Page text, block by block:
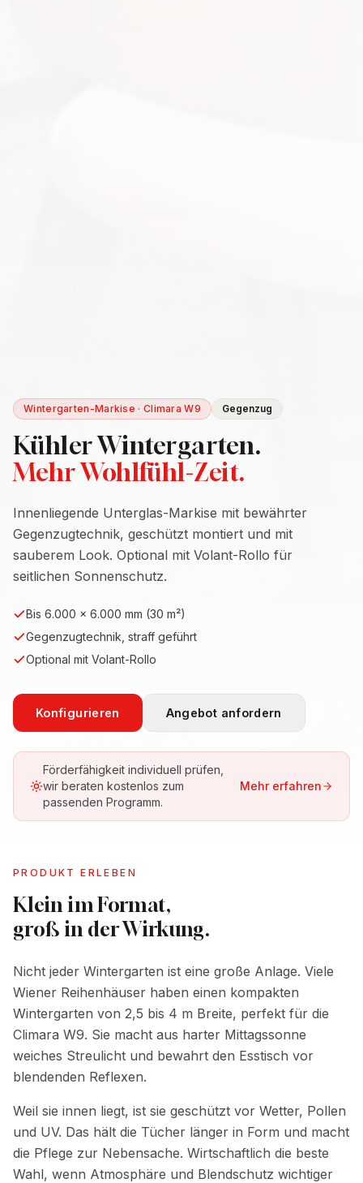
Wintergarten-Markise · Climara W9 Gegenzug
Kühler Wintergarten.
Mehr Wohlfühl-Zeit.
Innenliegende Unterglas-Markise mit bewährter
Gegenzugtechnik, geschützt montiert und mit
sauberem Look. Optional mit Volant-Rollo für
seitlichen Sonnenschutz.
Bis 6.000 × 6.000 mm (30 m²)
Gegenzugtechnik, straff geführt
Optional mit Volant-Rollo
Konfigurieren Angebot anfordern
Förderfähigkeit individuell prüfen,
wir beraten kostenlos zum
passenden Programm.
Mehr erfahren
PRODUKT ERLEBEN
Klein im Format,
groß in der Wirkung.
Nicht jeder Wintergarten ist eine große Anlage. Viele
Wiener Reihenhäuser haben einen kompakten
Wintergarten von 2,5 bis 4 m Breite, perfekt für die
Climara W9. Sie macht aus harter Mittagssonne
weiches Streulicht und bewahrt den Esstisch vor
blendenden Reflexen.
Weil sie innen liegt, ist sie geschützt vor Wetter, Pollen
und UV. Das hält die Tücher länger in Form und macht
die Pflege zur Nebensache. Wirtschaftlich die beste
Wahl, wenn Atmosphäre und Blendschutz wichtiger